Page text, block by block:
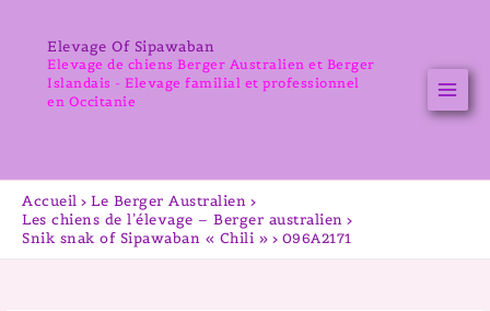
contenuElevage Of Sipawaban
Elevage de chiens Berger Australien et Berger
Islandais - Elevage familial et professionnel
en Occitanie
Accueil
Le Berger Australien
Les chiens de l’élevage – Berger australien
Snik snak of Sipawaban « Chili »
096A2171